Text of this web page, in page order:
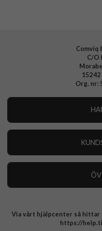
Comviq
C/O
Org. nr:
Integritetspolicy
Via vårt hjälpcenter så hittar
https://